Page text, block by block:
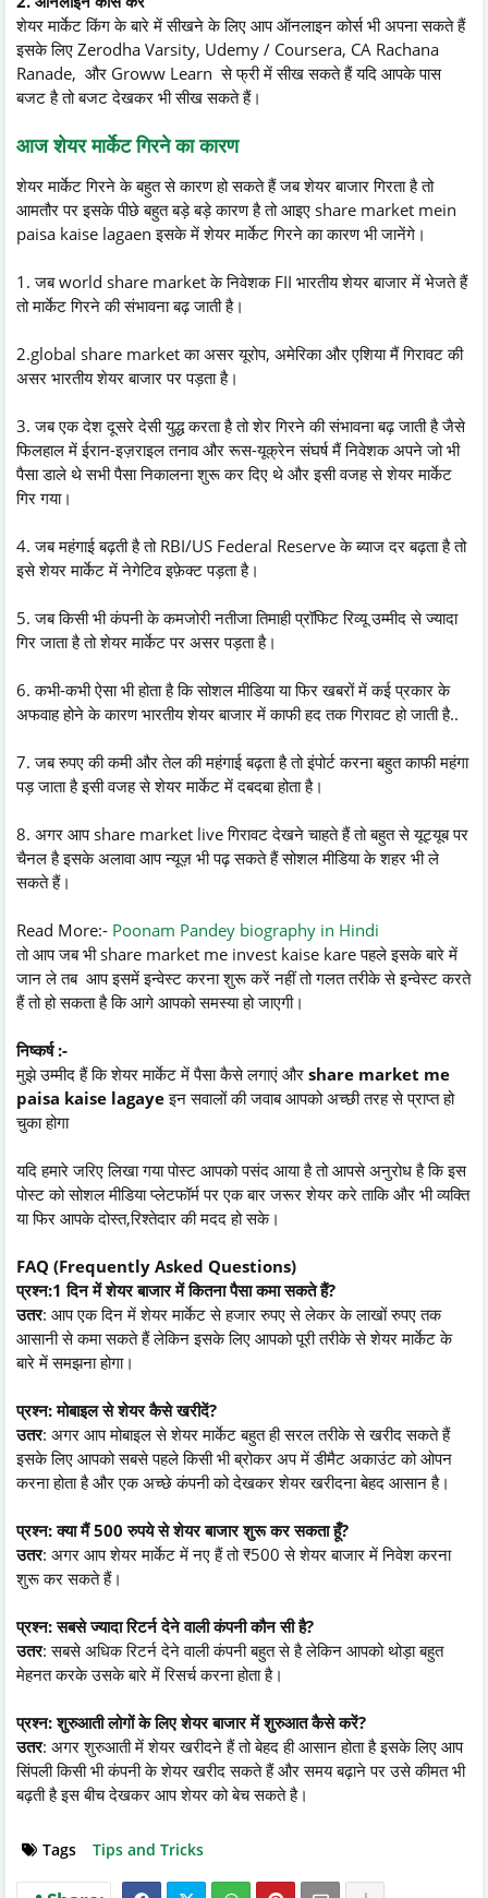
शेयर मार्केट किंग के बारे में सीखने के लिए आप ऑनलाइन कोर्स भी अपना सकते हैं
इसके लिए Zerodha Varsity, Udemy / Coursera, CA Rachana
Ranade, और Groww Learn से फ्री में सीख सकते हैं यदि आपके पास
बजट है तो बजट देखकर भी सीख सकते हैं।
आज शेयर मार्केट गिरने का कारण
शेयर मार्केट गिरने के बहुत से कारण हो सकते हैं जब शेयर बाजार गिरता है तो
आमतौर पर इसके पीछे बहुत बड़े बड़े कारण है तो आइए share market mein
paisa kaise lagaen इसके में शेयर मार्केट गिरने का कारण भी जानेंगे।
1. जब world share market के निवेशक FII भारतीय शेयर बाजार में भेजते हैं
तो मार्केट गिरने की संभावना बढ़ जाती है।
2.global share market का असर यूरोप, अमेरिका और एशिया मैं गिरावट की
असर भारतीय शेयर बाजार पर पड़ता है।
3. जब एक देश दूसरे देसी युद्ध करता है तो शेर गिरने की संभावना बढ़ जाती है जैसे
फिलहाल में ईरान-इज़राइल तनाव और रूस-यूक्रेन संघर्ष मैं निवेशक अपने जो भी
पैसा डाले थे सभी पैसा निकालना शुरू कर दिए थे और इसी वजह से शेयर मार्केट
गिर गया।
4. जब महंगाई बढ़ती है तो RBI/US Federal Reserve के ब्याज दर बढ़ता है तो
इसे शेयर मार्केट में नेगेटिव इफ़ेक्ट पड़ता है।
5. जब किसी भी कंपनी के कमजोरी नतीजा तिमाही प्रॉफिट रिव्यू उम्मीद से ज्यादा
गिर जाता है तो शेयर मार्केट पर असर पड़ता है।
6. कभी-कभी ऐसा भी होता है कि सोशल मीडिया या फिर खबरों में कई प्रकार के
अफवाह होने के कारण भारतीय शेयर बाजार में काफी हद तक गिरावट हो जाती है..
7. जब रुपए की कमी और तेल की महंगाई बढ़ता है तो इंपोर्ट करना बहुत काफी महंगा
पड़ जाता है इसी वजह से शेयर मार्केट में दबदबा होता है।
8. अगर आप share market live गिरावट देखने चाहते हैं तो बहुत से यूट्यूब पर
चैनल है इसके अलावा आप न्यूज़ भी पढ़ सकते हैं सोशल मीडिया के शहर भी ले
सकते हैं।
Read More:- Poonam Pandey biography in Hindi
तो आप जब भी share market me invest kaise kare पहले इसके बारे में
जान ले तब आप इसमें इन्वेस्ट करना शुरू करें नहीं तो गलत तरीके से इन्वेस्ट करते
हैं तो हो सकता है कि आगे आपको समस्या हो जाएगी।
निष्कर्ष :-
मुझे उम्मीद हैं कि शेयर मार्केट में पैसा कैसे लगाएं और share market me
paisa kaise lagayeइन सवालों की जवाब आपको अच्छी तरह से प्राप्त हो
चुका होगा
यदि हमारे जरिए लिखा गया पोस्ट आपको पसंद आया है तो आपसे अनुरोध है कि इस
पोस्ट को सोशल मीडिया प्लेटफॉर्म पर एक बार जरूर शेयर करे ताकि और भी व्यक्ति
या फिर आपके दोस्त,रिश्तेदार की मदद हो सके।
FAQ (Frequently Asked Questions)
प्रश्न:1 दिन में शेयर बाजार में कितना पैसा कमा सकते हैं?
उतर: आप एक दिन में शेयर मार्केट से हजार रुपए से लेकर के लाखों रुपए तक
आसानी से कमा सकते हैं लेकिन इसके लिए आपको पूरी तरीके से शेयर मार्केट के
बारे में समझना होगा।
प्रश्न: मोबाइल से शेयर कैसे खरीदें?
उतर: अगर आप मोबाइल से शेयर मार्केट बहुत ही सरल तरीके से खरीद सकते हैं
इसके लिए आपको सबसे पहले किसी भी ब्रोकर अप में डीमैट अकाउंट को ओपन
करना होता है और एक अच्छे कंपनी को देखकर शेयर खरीदना बेहद आसान है।
प्रश्न: क्या मैं 500 रुपये से शेयर बाजार शुरू कर सकता हूँ?
उतर: अगर आप शेयर मार्केट में नए हैं तो ₹500 से शेयर बाजार में निवेश करना
शुरू कर सकते हैं।
प्रश्न: सबसे ज्यादा रिटर्न देने वाली कंपनी कौन सी है?
उतर: सबसे अधिक रिटर्न देने वाली कंपनी बहुत से है लेकिन आपको थोड़ा बहुत
मेहनत करके उसके बारे में रिसर्च करना होता है।
प्रश्न: शुरुआती लोगों के लिए शेयर बाजार में शुरुआत कैसे करें?
उतर: अगर शुरुआती में शेयर खरीदने हैं तो बेहद ही आसान होता है इसके लिए आप
सिंपली किसी भी कंपनी के शेयर खरीद सकते हैं और समय बढ़ाने पर उसे कीमत भी
बढ़ती है इस बीच देखकर आप शेयर को बेच सकते है।
Tags Tips and Tricks